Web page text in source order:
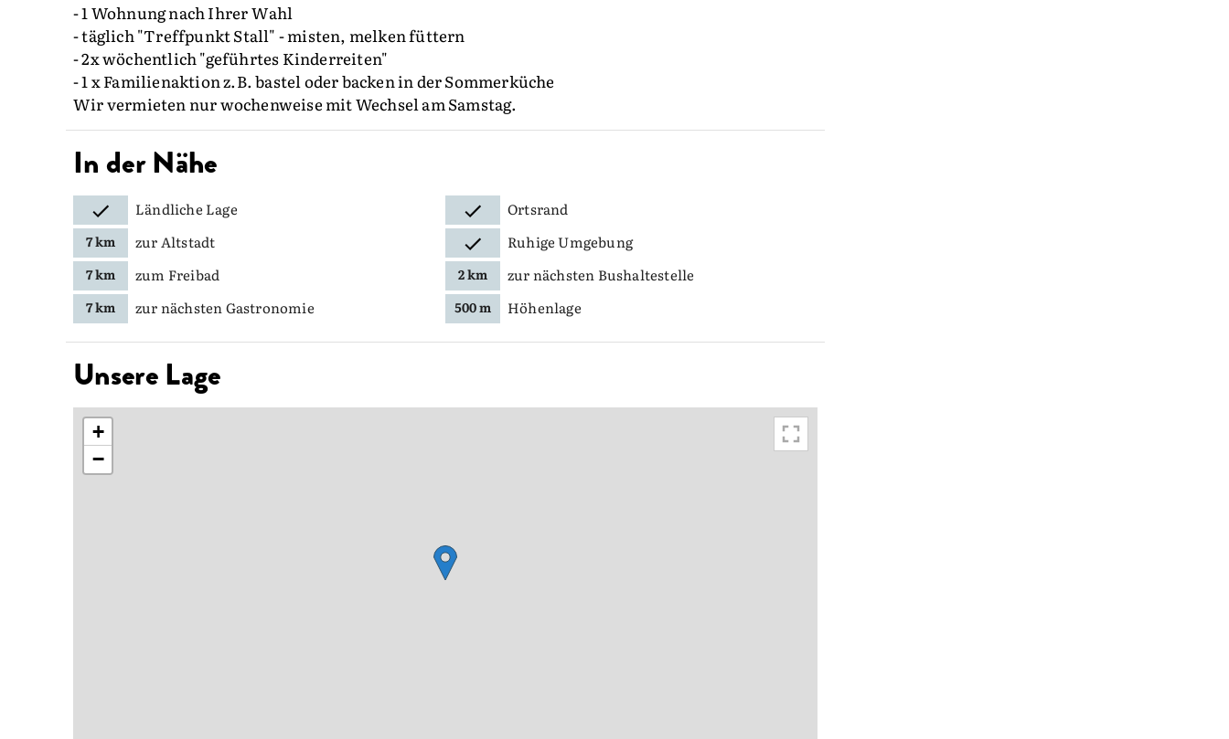
- 1 Wohnung nach Ihrer Wahl
- täglich "Treffpunkt Stall" - misten, melken füttern
- 2x wöchentlich "geführtes Kinderreiten"
- 1 x Familienaktion z.B. bastel oder backen in der Sommerküche
Wir vermieten nur wochenweise mit Wechsel am Samstag.
In der Nähe
Ländliche Lage Ortsrand
7 km zur Altstadt Ruhige Umgebung
7 km zum Freibad 2 km zur nächsten Bushaltestelle
7 km zur nächsten Gastronomie 500 m Höhenlage
Unsere Lage
+
−